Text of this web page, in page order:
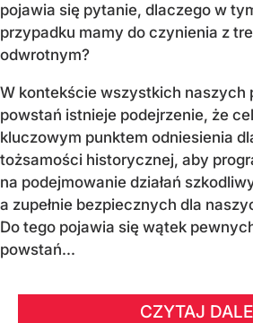
pojawia się pytanie, dlaczego w
przypadku mamy do czynienia z
odwrotnym?
W kontekście wszystkich naszych
powstań istnieje podejrzenie, że
kluczowym punktem odniesienia
tożsamości historycznej, aby
na podejmowanie działań
a zupełnie bezpiecznych dla
Do tego pojawia się wątek
powstań...
CZYTAJ